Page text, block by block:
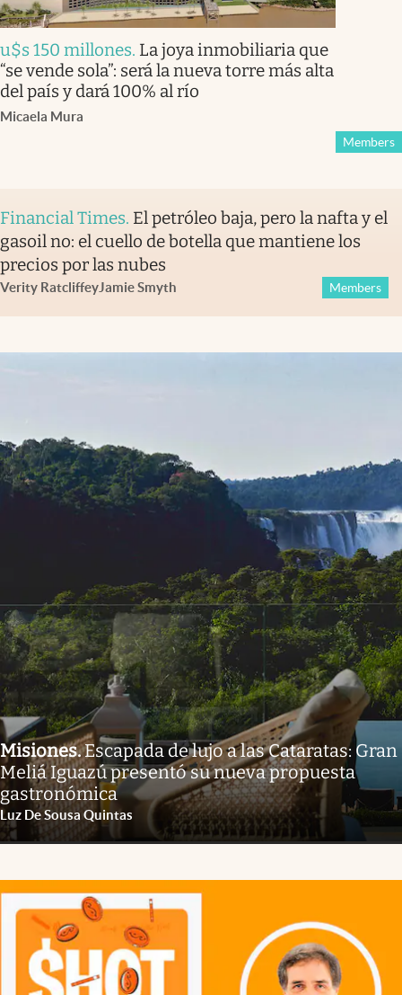
u$s 150 millones. La joya inmobiliaria que
“se vende sola”: será la nueva torre más alta
del país y dará 100% al río
Micaela Mura
Members
Financial Times. El petróleo baja, pero la nafta y el
gasoil no: el cuello de botella que mantiene los
precios por las nubes
Verity RatcliffeyJamie Smyth Members
Misiones.Escapada de lujo a las Cataratas: Gran
Meliá Iguazú presentó su nueva propuesta
gastronómica
Luz De Sousa Quintas